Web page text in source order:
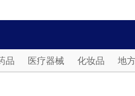
品 医疗器械 化妆品 地